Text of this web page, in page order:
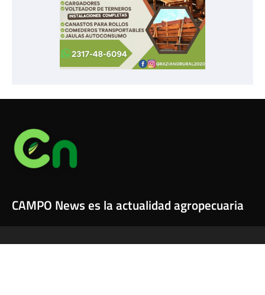
CAMPO News es la actualidad agropecuaria